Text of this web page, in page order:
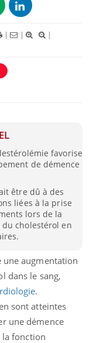
| |
|
favorise
de démence
être dû à des
liées à la prise
lors de la
cholestérol en
une augmentation
dans le sang,
.
sont atteintes
une démence
la fonction